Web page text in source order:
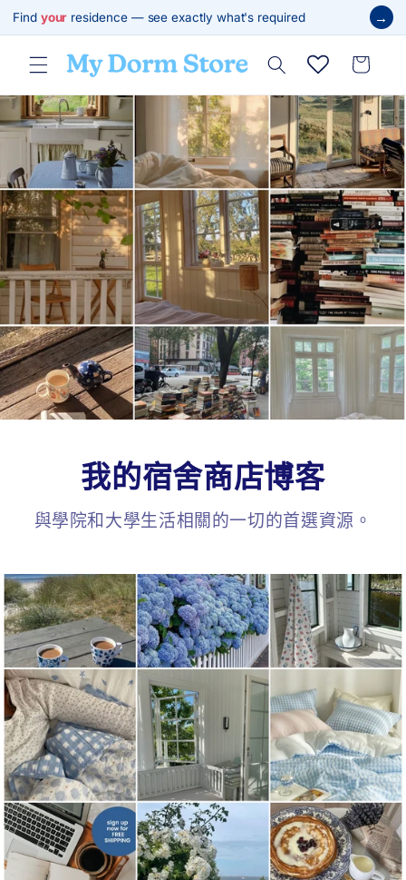
跳至內
容
Find your residence — see exactly what's required →
購
物
我的宿舍商店博客
與學院和大學生活相關的一切的首選資源。